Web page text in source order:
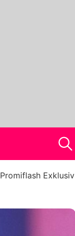
Promiflash Exklusiv